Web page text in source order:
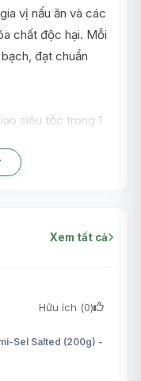
vị nấu ăn và các
chất độc hại. Mỗi
đạt chuẩn
siêu tốc trong 1
Xem tất cả
Hữu ích (0)
Sel Salted (200g) -